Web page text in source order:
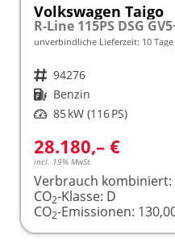
Volkswagen Taigo
unverbindliche Lieferzeit: 10 Tage
Fahrzeugnr. 94276
Kraftstoff Benzin
Leistung 85 kW (116 PS)
28.180,– €
incl. 19% MwSt.
Verbrauch kombiniert:
CO2-Klasse: D
CO2-Emissionen: